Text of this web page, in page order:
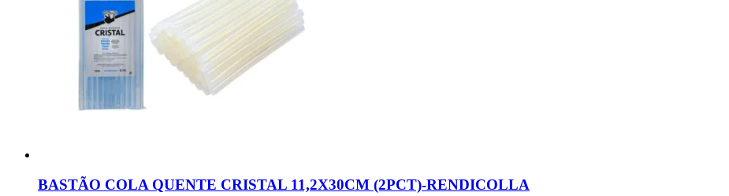
BASTÃO COLA QUENTE CRISTAL 11,2X30CM (2PCT)-RENDICOLLA